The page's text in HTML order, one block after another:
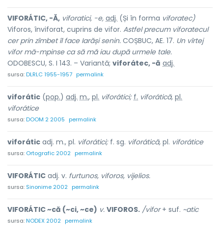
VIFORÁTIC, -Ă, viforatici, -e, adj. (Și în forma viforatec)
Viforos, înviforat, cuprins de vifor. Astfel precum viforatecul
cer prin zîmbet îl face Iarăși senin. COȘBUC, AE. 17. Un vîrtej
vifor mă-mpinse ca să mă iau după urmele tale.
ODOBESCU, S. I 143. – Variantă; viforátec, -ă adj.
sursa:DLRLC 1955-1957 permalink
viforátic (pop.) adj. m., pl. viforátici; f. viforátică, pl.
viforátice
sursa:DOOM 2 2005 permalink
viforátic adj. m., pl. viforátici;f. sg. viforátică, pl. viforátice
sursa: Ortografic 2002 permalink
VIFORÁTIC adj. v. furtunos, viforos, vijelios.
sursa: Sinonime 2002 permalink
VIFORÁTIC ~că (~ci, ~ce) v. VIFOROS. /vifor+ suf. ~atic
sursa:NODEX 2002 permalink